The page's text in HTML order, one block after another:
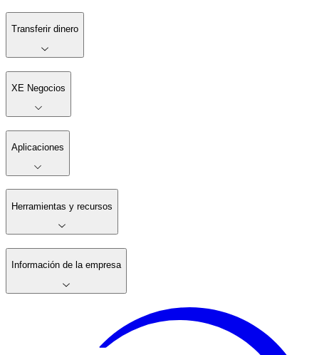
Transferir dinero
XE Negocios
Aplicaciones
Herramientas y recursos
Información de la empresa